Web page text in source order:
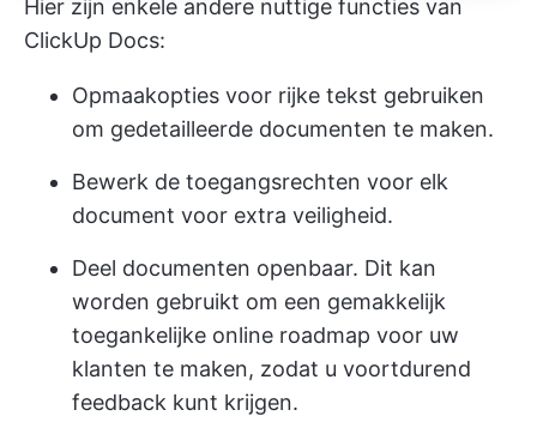
Hier zijn enkele andere nuttige functies van
ClickUp Docs:
Opmaakopties voor rijke tekst gebruiken
om gedetailleerde documenten te maken.
Bewerk de toegangsrechten voor elk
document voor extra veiligheid.
Deel documenten openbaar. Dit kan
worden gebruikt om een gemakkelijk
toegankelijke online roadmap voor uw
klanten te maken, zodat u voortdurend
feedback kunt krijgen.